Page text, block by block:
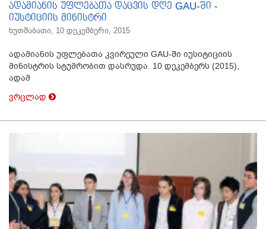
ადამიანის უფლებათა დაცვის დღე GAU-ში -
იუსტიციის მინისტრი
ხუთშაბათი, 10 დეკემბერი, 2015
ადამიანის უფლებათა კვირეული GAU-ში იუსიტიციის
მინისტრის სტუმრობით დასრუდა. 10 დეკემბერს (2015),
ადამ
ვრცლად